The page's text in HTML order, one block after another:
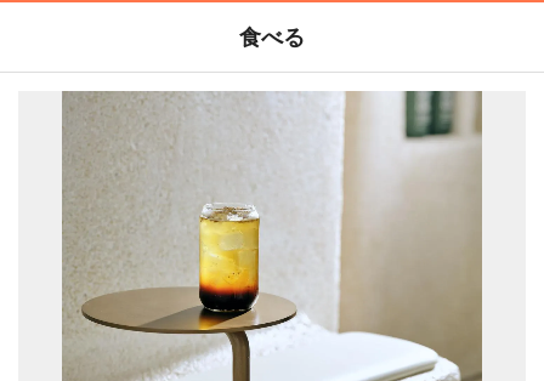
食べる